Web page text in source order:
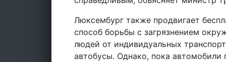
Люксембург также продвигает
способ борьбы с загрязнением
людей от индивидуальных
автобусы. Однако, пока